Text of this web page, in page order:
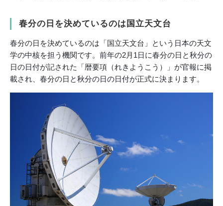
春分の日を決めているのは国立天文台
春分の日を決めているのは「国立天文台」という日本の天文
学の中核を担う機関です。前年の2月1日に春分の日と秋分の
日の日付が記された「暦要項（れきようこう）」が官報に掲
載され、春分の日と秋分の日の日付が正式に決まります。